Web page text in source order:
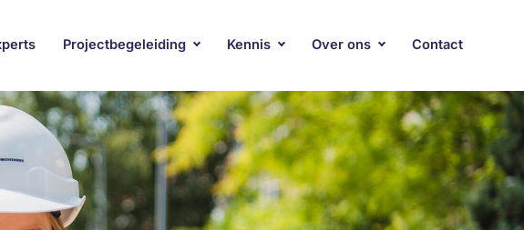
Projectbegeleiding Kennis Over ons Contact